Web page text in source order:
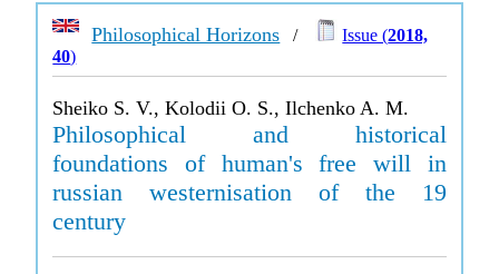
Philosophical Horizons / Issue (2018,
40)
Sheiko S. V., Kolodii O. S., Ilchenko A. M.
Philosophical and historical
foundations of human's free will in
russian westernisation of the 19
century